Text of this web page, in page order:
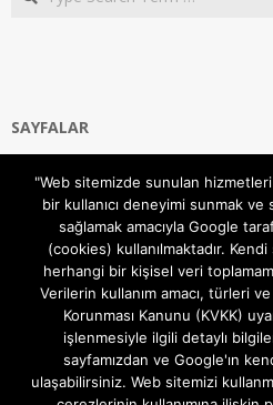
SAYFALAR
Gizlilik ve Çerezler (Cookies)
Hakkımızda
İletişim Kanalları
MODEM KURULUM
TEKNİK DESTEK
TELEVİZYON SİSTEMLERİ
"Web sitemizde sunulan
bir kullanıcı deneyimi sunmak ve
sağlamak amacıyla Google
(cookies) kullanılmaktadır.
herhangi bir kişisel veri
Verilerin kullanım amacı, türleri
Korunması Kanunu (KVKK)
işlenmesiyle ilgili detaylı
sayfamızdan ve Google'ın
ulaşabilirsiniz. Web sitemizi